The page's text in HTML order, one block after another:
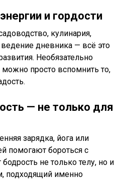
и гордости
кулинария,
дневника — всё это
Необязательно
просто вспомнить то,
— не только для
зарядка, йога или
помогают бороться с
не только телу, но и
подходящий именно